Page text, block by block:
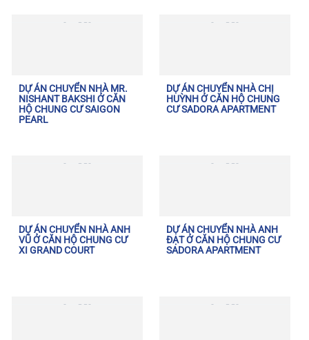
DỰ ÁN CHUYỂN NHÀ MR.
NISHANT BAKSHI Ở CĂN
HỘ CHUNG CƯ SAIGON
PEARL
DỰ ÁN CHUYỂN NHÀ CHỊ
HUỲNH Ở CĂN HỘ CHUNG
CƯ SADORA APARTMENT
DỰ ÁN CHUYỂN NHÀ ANH
VŨ Ở CĂN HỘ CHUNG CƯ
XI GRAND COURT
DỰ ÁN CHUYỂN NHÀ ANH
ĐẠT Ở CĂN HỘ CHUNG CƯ
SADORA APARTMENT